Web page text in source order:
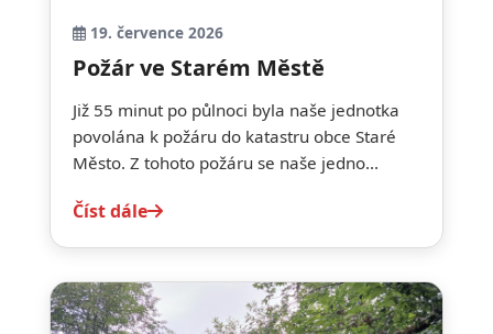
19. července 2026
Požár ve Starém Městě
Již 55 minut po půlnoci byla naše jednotka
povolána k požáru do katastru obce Staré
Město. Z tohoto požáru se naše jedno...
Číst dále